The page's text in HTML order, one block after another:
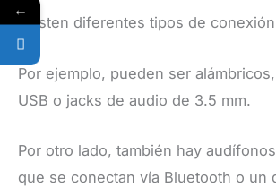
Existen diferentes tipos de
Por ejemplo, pueden ser
USB o jacks de audio de 3.5 mm.
Por otro lado, también hay
que se conectan vía Bluetooth o un
←